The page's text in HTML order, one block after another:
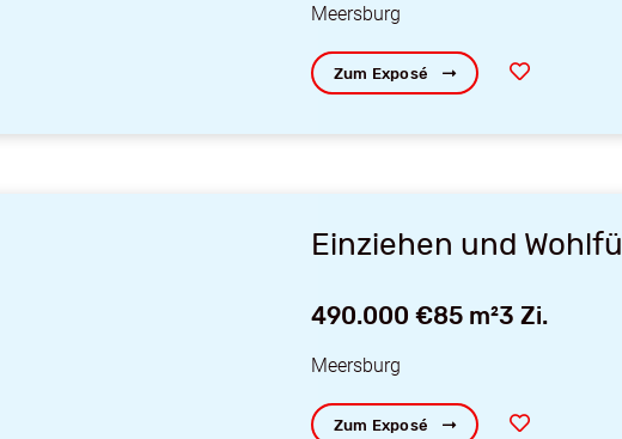
Meersburg
Zum Exposé
Einziehen und
490.000 €85 m²3 Zi.
Meersburg
Zum Exposé